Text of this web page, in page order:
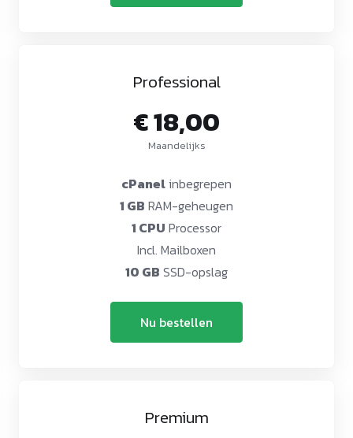
Professional
€ 18,00
Maandelijks
cPanelinbegrepen
1 GB RAM-geheugen
1 CPU Processor
Incl. Mailboxen
10 GB SSD-opslag
Nu bestellen
Premium